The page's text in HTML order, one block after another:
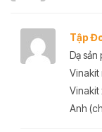
Tập
Dạ sản
Vinakit
Vinakit
Anh